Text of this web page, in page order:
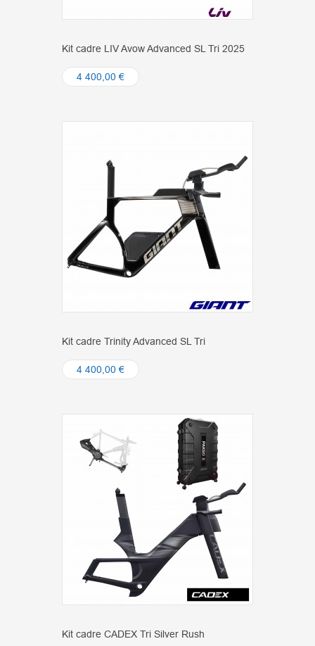
Kit cadre LIV Avow Advanced SL Tri 2025
4 400,00 €
Kit cadre Trinity Advanced SL Tri
4 400,00 €
Kit cadre CADEX Tri Silver Rush